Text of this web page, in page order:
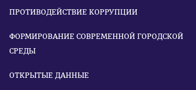
ПРОТИВОДЕЙСТВИЕ КОРРУПЦИИ
ФОРМИРОВАНИЕ СОВРЕМЕННОЙ ГОРОДСКОЙ
СРЕДЫ
ОТКРЫТЫЕ ДАННЫЕ